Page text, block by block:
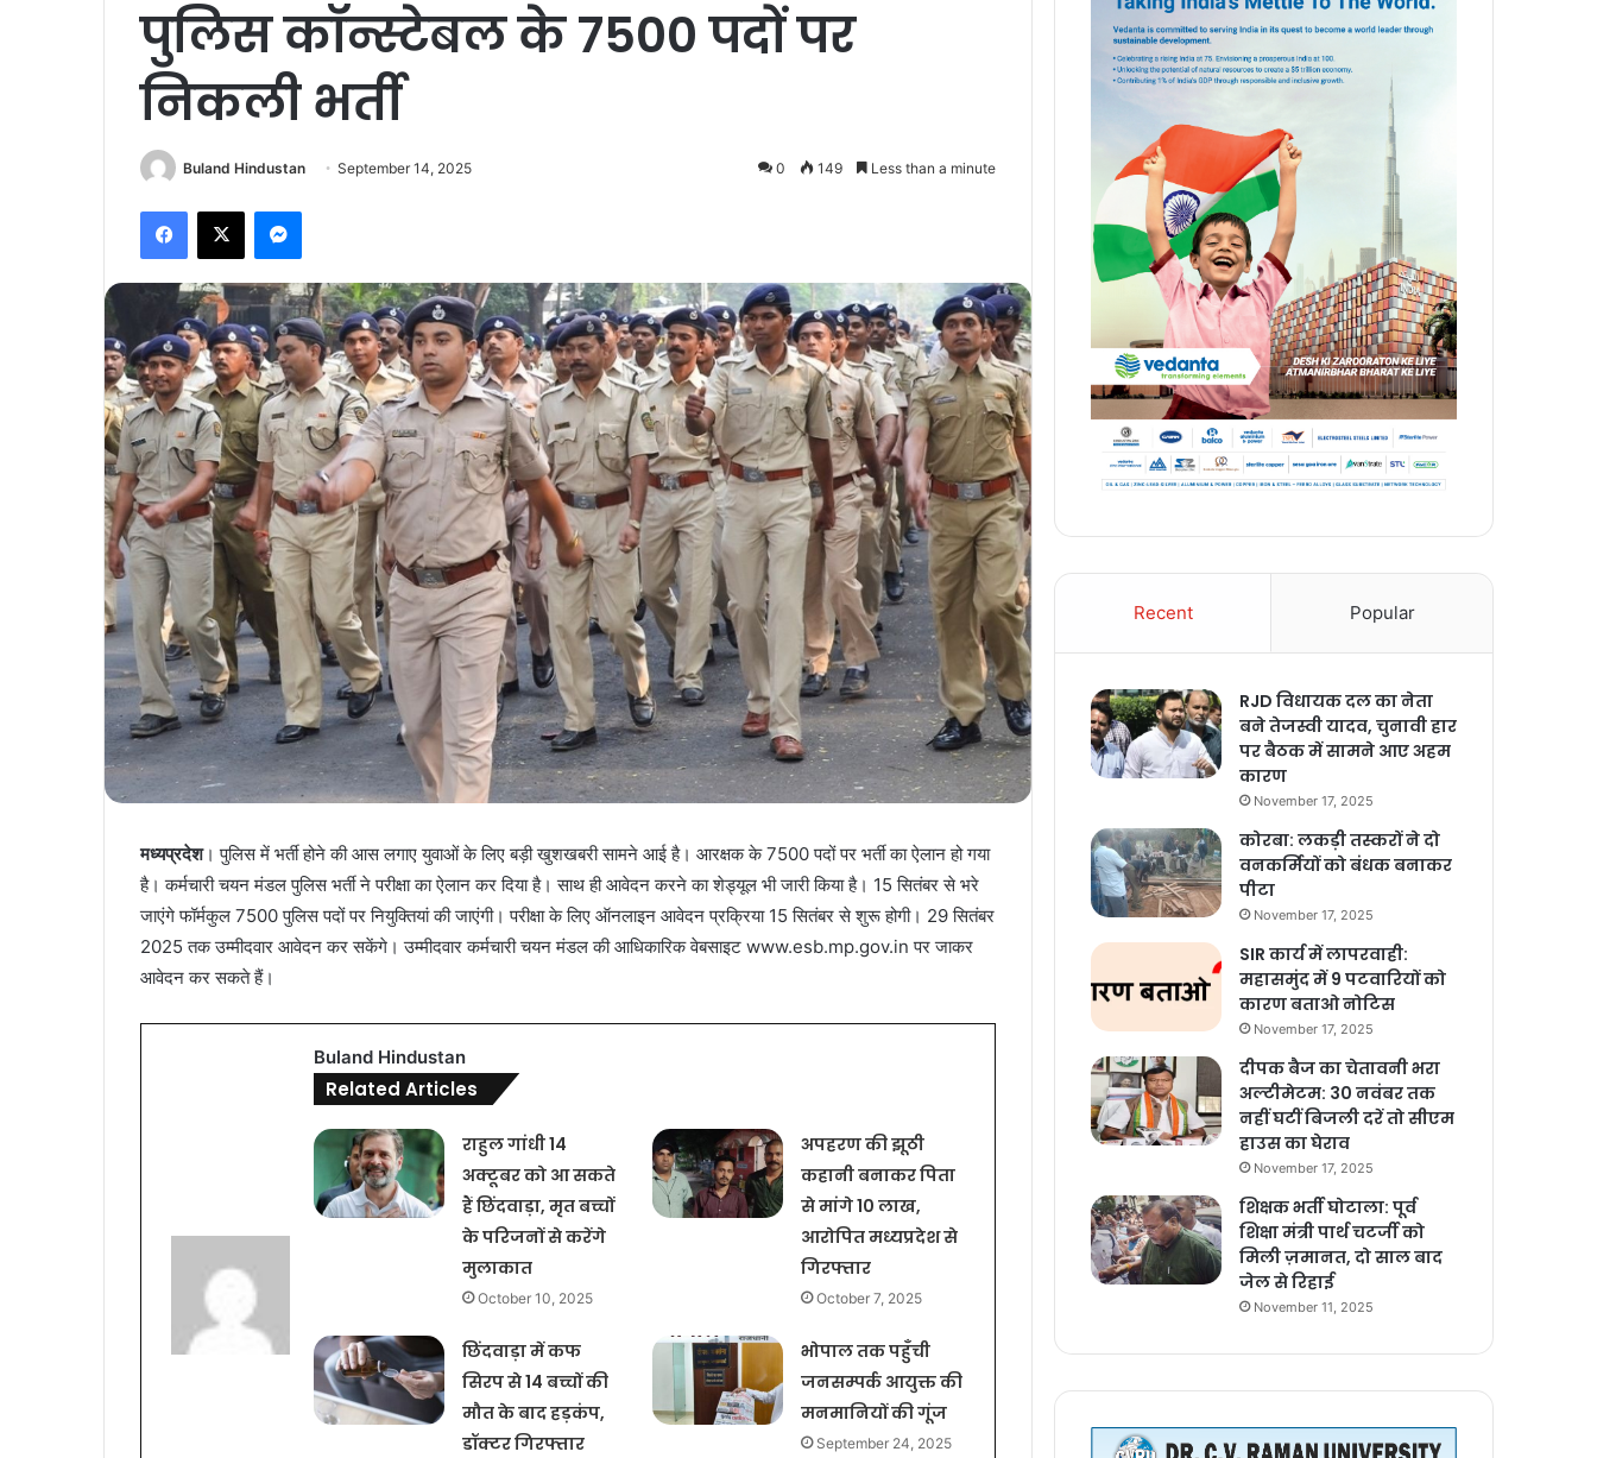
पुलिस कॉन्स्टेबल के 7500 पदों पर
निकली भर्ती
Buland Hindustan September 14, 2025 0 149 Less than a minute
Facebook
X Messenger
मध्यप्रदेश। पुलिस में भर्ती होने की आस लगाए युवाओं के लिए बड़ी खुशखबरी सामने आई है। आरक्षक के 7500 पदों पर भर्ती का ऐलान हो गया
है। कर्मचारी चयन मंडल पुलिस भर्ती ने परीक्षा का ऐलान कर दिया है। साथ ही आवेदन करने का शेड्यूल भी जारी किया है। 15 सितंबर से भरे
जाएंगे फॉर्मकुल 7500 पुलिस पदों पर नियुक्तियां की जाएंगी। परीक्षा के लिए ऑनलाइन आवेदन प्रक्रिया 15 सितंबर से शुरू होगी। 29 सितंबर
2025 तक उम्मीदवार आवेदन कर सकेंगे। उम्मीदवार कर्मचारी चयन मंडल की आधिकारिक वेबसाइट www.esb.mp.gov.in पर जाकर
आवेदन कर सकते हैं।
Buland Hindustan
Related Articles
राहुल गांधी 14
अक्टूबर को आ सकते
हैं छिंदवाड़ा, मृत बच्चों
के परिजनों से करेंगे
मुलाकात
October 10, 2025
अपहरण की झूठी
कहानी बनाकर पिता
से मांगे 10 लाख,
आरोपित मध्यप्रदेश से
गिरफ्तार
October 7, 2025
छिंदवाड़ा में कफ
सिरप से 14 बच्चों की
मौत के बाद हड़कंप,
डॉक्टर गिरफ्तार
भोपाल तक पहुँची
जनसम्पर्क आयुक्त की
मनमानियों की गूंज
September 24, 2025
Recent Popular
RJD विधायक दल का नेता
बने तेजस्वी यादव, चुनावी हार
पर बैठक में सामने आए अहम
कारण
November 17, 2025
कोरबा: लकड़ी तस्करों ने दो
वनकर्मियों को बंधक बनाकर
पीटा
November 17, 2025
SIR कार्य में लापरवाही:
महासमुंद में 9 पटवारियों को
कारण बताओ नोटिस
November 17, 2025
दीपक बैज का चेतावनी भरा
अल्टीमेटम: 30 नवंबर तक
नहीं घटीं बिजली दरें तो सीएम
हाउस का घेराव
November 17, 2025
शिक्षक भर्ती घोटाला: पूर्व
शिक्षा मंत्री पार्थ चटर्जी को
मिली ज़मानत, दो साल बाद
जेल से रिहाई
November 11, 2025